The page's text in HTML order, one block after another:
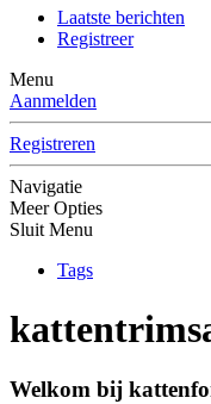
Laatste berichten
Registreer
Menu
Aanmelden
Registreren
Navigatie
Meer Opties
Sluit Menu
Tags
Welkom bij